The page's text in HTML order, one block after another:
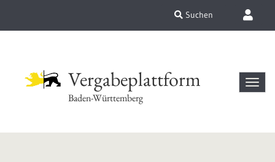
Suchen
Vergabeplattform
Baden-Württemberg